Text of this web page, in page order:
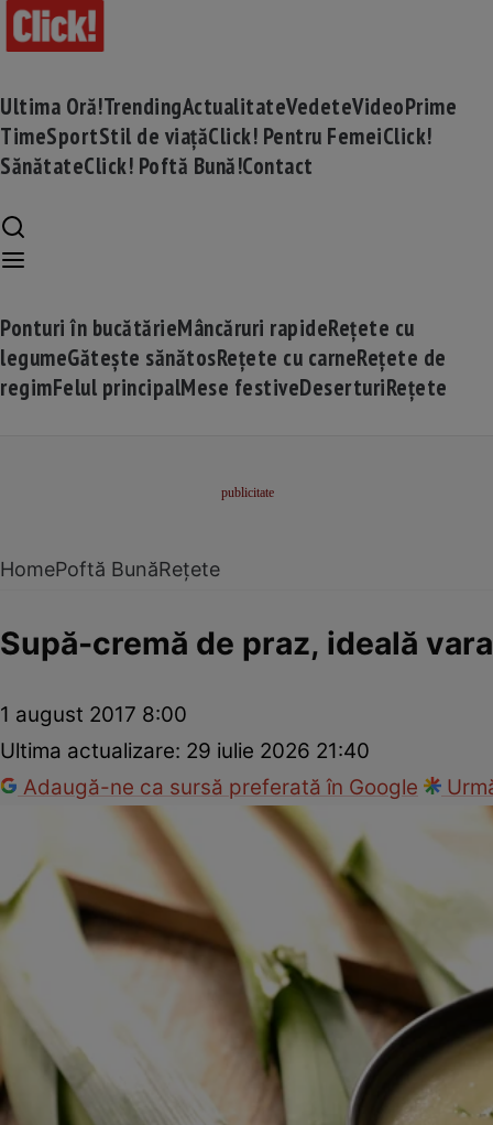
Ultima Oră!TrendingActualitateVedeteVideoPrime
TimeSportStil de viațăClick! Pentru FemeiClick!
SănătateClick! Poftă Bună!Contact
Ponturi în bucătărieMâncăruri rapideRețete cu
legumeGătește sănătosRețete cu carneRețete de
regimFelul principalMese festiveDeserturiRețete
HomePoftă BunăRețete
Supă-cremă de praz, ideală vara
1 august 2017 8:00
Ultima actualizare: 29 iulie 2026 21:40
Adaugă-ne ca sursă preferată în Google